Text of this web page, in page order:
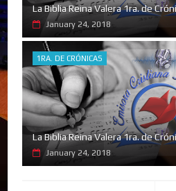
La Biblia Reina Valera 1ra. de
January 24, 2018
1RA. DE CRÓNICAS
La Biblia Reina Valera 1ra. de
January 24, 2018